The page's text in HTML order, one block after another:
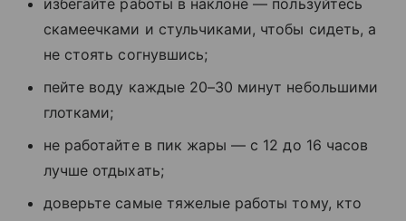
скамеечками и стульчиками, чтобы сидеть, а
не стоять согнувшись;
пейте воду каждые 20–30 минут небольшими
глотками;
не работайте в пик жары — с 12 до 16 часов
лучше отдыхать;
доверьте самые тяжелые работы тому, кто